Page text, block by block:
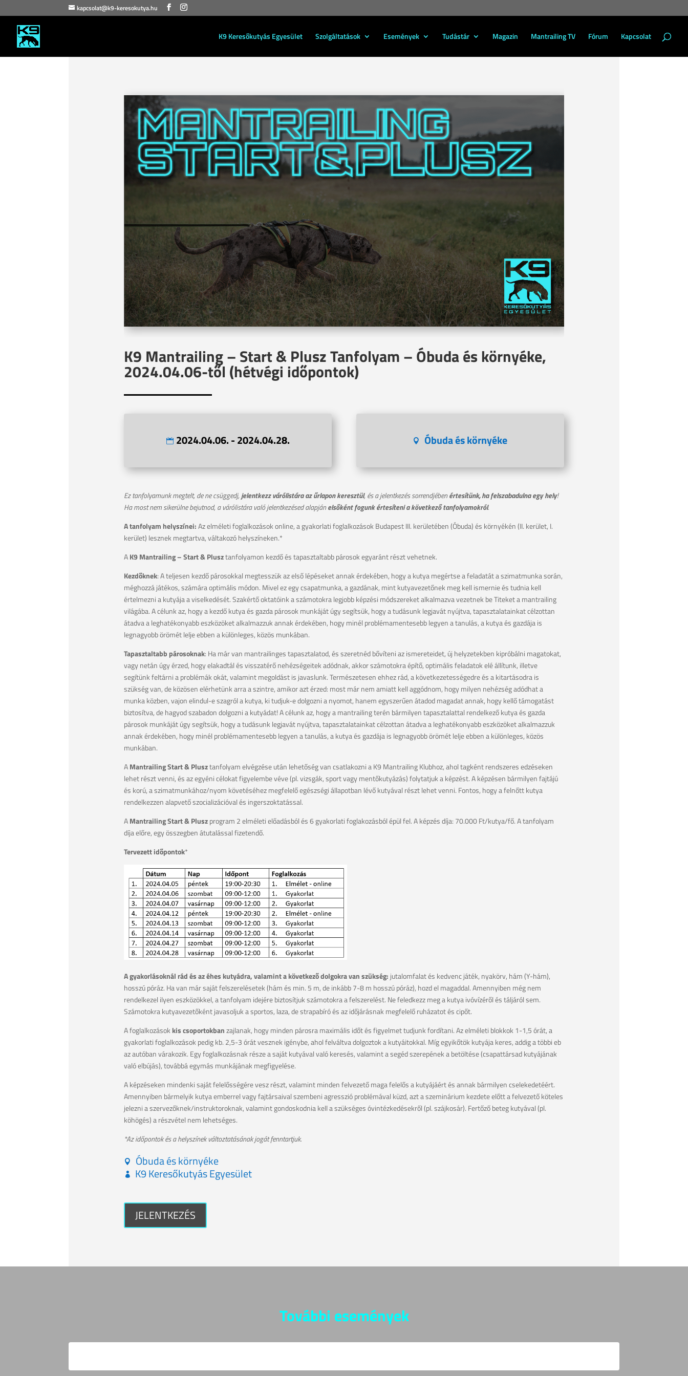
kapcsolat@k9-keresokutya.hu
K9 Keresőkutyás Egyesület Szolgáltatások Események Tudástár Magazin Mantrailing TV Fórum Kapcsolat
K9 Mantrailing – Start & Plusz Tanfolyam – Óbuda és környéke,
2024.04.06-től (hétvégi időpontok)
2024.04.06. - 2024.04.28. Óbuda és környéke
Ez tanfolyamunk megtelt, de ne csüggedj,jelentkezz várólistára az űrlapon keresztül, és a jelentkezés sorrendjébenértesítünk, ha felszabadulna egy hely!
Ha most nem sikerülne bejutnod, a várólistára való jelentkezésed alapjánelsőként fogunk értesíteni a következő tanfolyamokról.
A tanfolyam helyszínei:Az elméleti foglalkozások online, a gyakorlati foglalkozások Budapest III. kerületében (Óbuda) és környékén (II. kerület, I.
kerület) lesznek megtartva, váltakozó helyszíneken.*
AK9 Mantrailing – Start & Plusztanfolyamon kezdő és tapasztaltabb párosok egyaránt részt vehetnek.
Kezdőknek: A teljesen kezdő párosokkal megtesszük az első lépéseket annak érdekében, hogy a kutya megértse a feladatát a szimatmunka során,
méghozzá játékos, számára optimális módon. Mivel ez egy csapatmunka, a gazdának, mint kutyavezetőnek meg kell ismernie és tudnia kell
értelmezni a kutyája a viselkedését. Szakértő oktatóink a számotokra legjobb képzési módszereket alkalmazva vezetnek be Titeket a mantrailing
világába. A célunk az, hogy a kezdő kutya és gazda párosok munkáját úgy segítsük, hogy a tudásunk legjavát nyújtva, tapasztalatainkat célzottan
átadva a leghatékonyabb eszközöket alkalmazzuk annak érdekében, hogy minél problémamentesebb legyen a tanulás, a kutya és gazdája is
legnagyobb örömét lelje ebben a különleges, közös munkában.
Tapasztaltabb párosoknak: Ha már van mantrailinges tapasztalatod, és szeretnéd bővíteni az ismereteidet, új helyzetekben kipróbálni magatokat,
vagy netán úgy érzed, hogy elakadtál és visszatérő nehézségeitek adódnak, akkor számotokra építő, optimális feladatok elé állítunk, illetve
segítünk feltárni a problémák okát, valamint megoldást is javaslunk. Természetesen ehhez rád, a következetességedre és a kitartásodra is
szükség van, de közösen elérhetünk arra a szintre, amikor azt érzed: most már nem amiatt kell aggódnom, hogy milyen nehézség adódhat a
munka közben, vajon elindul-e szagról a kutya, ki tudjuk-e dolgozni a nyomot, hanem egyszerűen átadod magadat annak, hogy kellő támogatást
biztosítva, de hagyod szabadon dolgozni a kutyádat! A célunk az, hogy a mantrailing terén bármilyen tapasztalattal rendelkező kutya és gazda
párosok munkáját úgy segítsük, hogy a tudásunk legjavát nyújtva, tapasztalatainkat célzottan átadva a leghatékonyabb eszközöket alkalmazzuk
annak érdekében, hogy minél problémamentesebb legyen a tanulás, a kutya és gazdája is legnagyobb örömét lelje ebben a különleges, közös
munkában.
AMantrailing Start & Plusztanfolyam elvégzése után lehetőség van csatlakozni a K9 Mantrailing Klubhoz, ahol tagként rendszeres edzéseken
lehet részt venni, és az egyéni célokat figyelembe véve (pl. vizsgák, sport vagy mentőkutyázás) folytatjuk a képzést. A képzésen bármilyen fajtájú
és korú, a szimatmunkához/nyom követéséhez megfelelő egészségi állapotban lévő kutyával részt lehet venni. Fontos, hogy a felnőtt kutya
rendelkezzen alapvető szocializációval és ingerszoktatással.
AMantrailing Start & Pluszprogram 2 elméleti előadásból és 6 gyakorlati foglakozásból épül fel. A képzés díja: 70.000 Ft/kutya/fő. A tanfolyam
díja előre, egy összegben átutalással fizetendő.
Tervezett időpontok*
A gyakorlásoknál rád és az éhes kutyádra, valamint a következő dolgokra van szükség: jutalomfalat és kedvenc játék, nyakörv, hám (Y-hám),
hosszú póráz. Ha van már saját felszerelésetek (hám és min. 5 m, de inkább 7-8 m hosszú póráz), hozd el magaddal. Amennyiben még nem
rendelkezel ilyen eszközökkel, a tanfolyam idejére biztosítjuk számotokra a felszerelést. Ne feledkezz meg a kutya ivóvízéről és táljáról sem.
Számotokra kutyavezetőként javasoljuk a sportos, laza, de strapabíró és az időjárásnak megfelelő ruházatot és cipőt.
A foglalkozások kis csoportokbanzajlanak, hogy minden párosra maximális időt és figyelmet tudjunk fordítani. Az elméleti blokkok 1-1,5 órát, a
gyakorlati foglalkozások pedig kb. 2,5-3 órát vesznek igénybe, ahol felváltva dolgoztok a kutyáitokkal. Míg egyikőtök kutyája keres, addig a többi eb
az autóban várakozik. Egy foglalkozásnak része a saját kutyával való keresés, valamint a segéd szerepének a betöltése (csapattársad kutyájának
való elbújás), továbbá egymás munkájának megfigyelése.
A képzéseken mindenki saját felelősségére vesz részt, valamint minden felvezető maga felelős a kutyájáért és annak bármilyen cselekedetéért.
Amennyiben bármelyik kutya emberrel vagy fajtársaival szembeni agresszió problémával küzd, azt a szeminárium kezdete előtt a felvezető köteles
jelezni a szervezőknek/instruktoroknak, valamint gondoskodnia kell a szükséges óvintézkedésekről (pl. szájkosár). Fertőző beteg kutyával (pl.
köhögés) a részvétel nem lehetséges.
*Az időpontok és a helyszínek változtatásának jogát fenntartjuk.
Óbuda és környéke
K9 Keresőkutyás Egyesület
JELENTKEZÉS
További események